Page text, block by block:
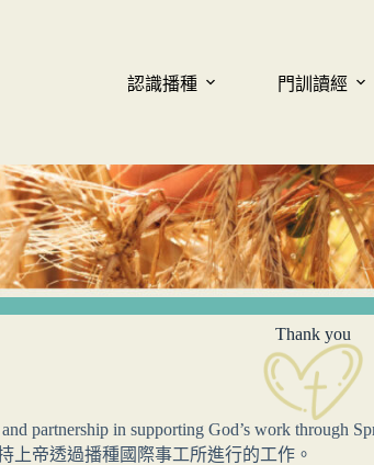
認識播種 門訓讀經
Thank you
partnership in supporting God’s work through
上帝透過播種國際事工所進行的工作。